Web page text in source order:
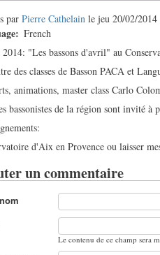
parPierre Cathelain lejeu 20/02/2014
French
"Les bassons d'avril" au
des classes de Basson PACA et
animations, master class Carlo
bassonistes de la région sont invité à
d'Aix en Provence ou laisser
un commentaire
Le contenu de ce champ sera